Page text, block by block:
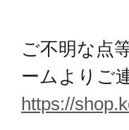
ご不明な点
ームよりご
https://